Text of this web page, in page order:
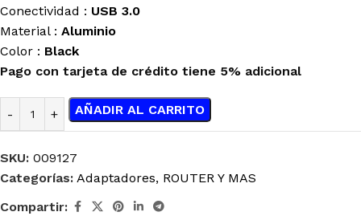
Conectividad : USB 3.0
Material : Aluminio
Color : Black
Pago con tarjeta de crédito tiene 5% adicional
AÑADIR AL CARRITO
SKU: 009127
Categorías: Adaptadores, ROUTER Y MAS
Compartir: